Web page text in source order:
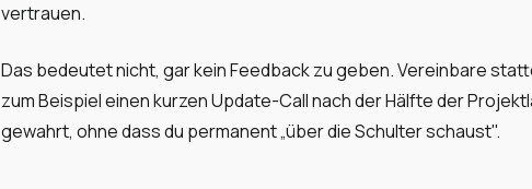
vertrauen.
Das bedeutet nicht, gar kein Feedback zu geben. Vereinbare
zum Beispiel einen kurzen Update-Call nach der Hälfte der
gewahrt, ohne dass du permanent „über die Schulter schaust".